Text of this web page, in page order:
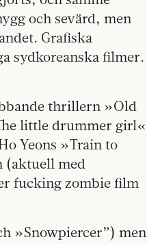
och sevärd, men
Grafiska
sydkoreanska filmer.
thrillern »Old
little drummer girl«
Yeons »Train to
(aktuell med
fucking zombie film
»Snowpiercer”) men